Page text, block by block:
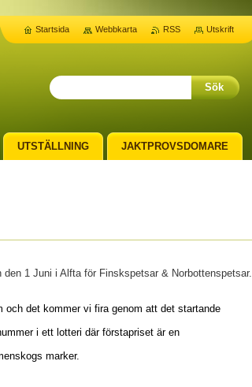
1 Juni i Alfta för Finskspetsar & Norbottenspetsar.
och det kommer vi fira genom att det startande
i ett lotteri där förstapriset är en
marker.
UTSTÄLLNING JAKTPROVSDOMARE
Startsida Webbkarta RSS Utskrift